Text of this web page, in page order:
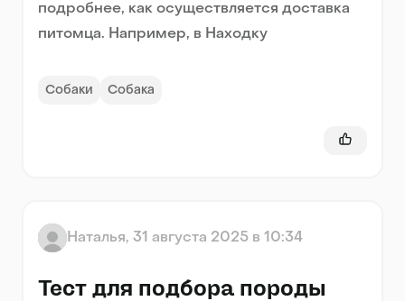
подробнее, как осуществляется доставка
питомца. Например, в Находку
Собаки Собака
Наталья, 31 августа 2025 в 10:34
Тест для подбора породы